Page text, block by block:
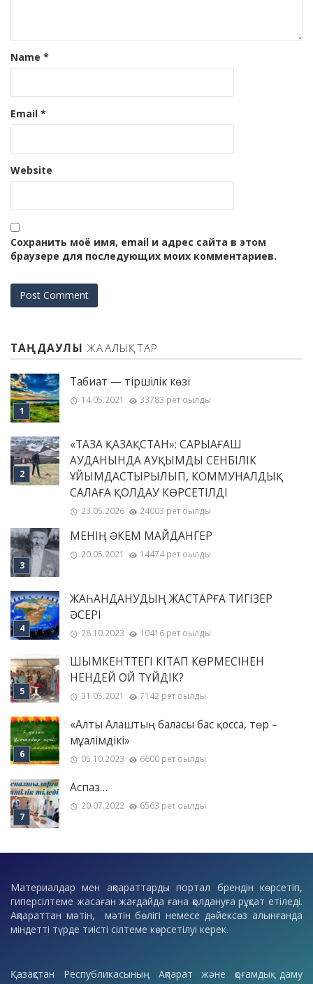
Name *
Email *
Website
Сохранить моё имя, email и адрес сайта в этом
браузере для последующих моих комментариев.
ТАҢДАУЛЫ ЖАҢАЛЫҚТАР
Табиғат — тіршілік көзі
14.05.2021 33783 рет оқылды
«ТАЗА ҚАЗАҚСТАН»: САРЫАҒАШ
АУДАНЫНДА АУҚЫМДЫ СЕНБІЛІК
ҰЙЫМДАСТЫРЫЛЫП, КОММУНАЛДЫҚ
САЛАҒА ҚОЛДАУ КӨРСЕТІЛДІ
23.05.2026 24003 рет оқылды
МЕНІҢ ƏКЕМ МАЙДАНГЕР
20.05.2021 14474 рет оқылды
ЖАҺАНДАНУДЫҢ ЖАСТАРҒА ТИГІЗЕР
ӘСЕРІ
28.10.2023 10416 рет оқылды
ШЫМКЕНТТЕГІ КІТАП КӨРМЕСІНЕН
НЕНДЕЙ ОЙ ТҮЙДІК?
31.05.2021 7142 рет оқылды
«Алты Алаштың баласы бас қосса, төр –
мұғалімдікі»
05.10.2023 6600 рет оқылды
Аспаз…
20.07.2022 6563 рет оқылды
Материалдар мен ақпараттарды портал брендін көрсетіп,
гиперсілтеме жасаған жағдайда ғана қолдануға рұқсат етіледі.
Ақпараттан мәтін, мәтін бөлігі немесе дәйексөз алынғанда
міндетті түрде тиісті сілтеме көрсетілуі керек.
Қазақстан Республикасының Ақпарат және қоғамдық даму